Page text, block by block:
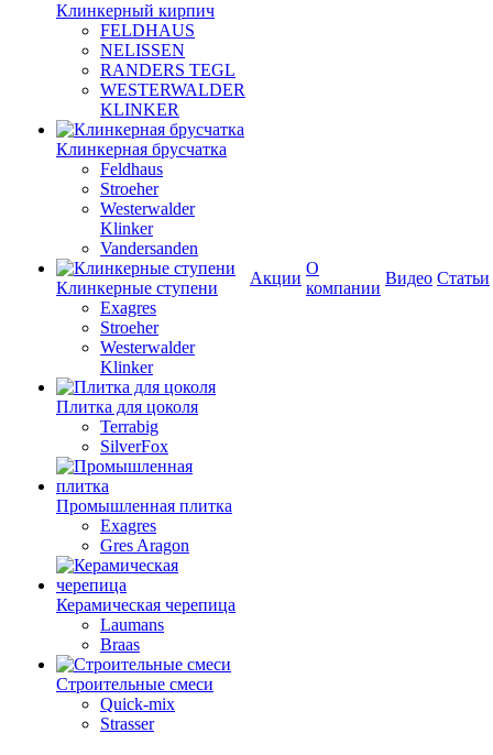
Клинкерный кирпич
FELDHAUS
NELISSEN
RANDERS TEGL
WESTERWALDER
KLINKER
Клинкерная брусчатка
Feldhaus
Stroeher
Westerwalder
Klinker
Vandersanden
Клинкерные ступени
Exagres
Stroeher
Westerwalder
Klinker
Плитка для цоколя
Terrabig
SilverFox
Промышленная плитка
Exagres
Gres Aragon
Керамическая черепица
Laumans
Braas
Строительные смеси
Quick-mix
Strasser
Акции
О
компании
Видео Статьи